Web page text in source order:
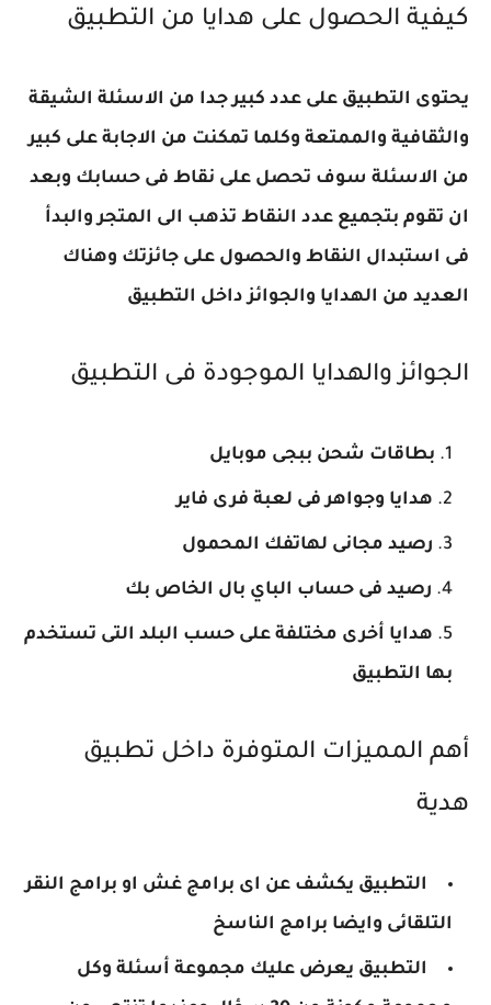
كيفية الحصول على هدايا من التطبيق
يحتوى التطبيق على عدد كبير جدا من الاسئلة الشيقة
والثقافية والممتعة وكلما تمكنت من الاجابة على كبير
من الاسئلة سوف تحصل على نقاط فى حسابك وبعد
ان تقوم بتجميع عدد النقاط تذهب الى المتجر والبدأ
فى استبدال النقاط والحصول على جائزتك وهناك
العديد من الهدايا والجوائز داخل التطبيق
الجوائز والهدايا الموجودة فى التطبيق
بطاقات شحن ببجى موبايل
هدايا وجواهر فى لعبة فرى فاير
رصيد مجانى لهاتفك المحمول
رصيد فى حساب الباي بال الخاص بك
هدايا أخرى مختلفة على حسب البلد التى تستخدم
بها التطبيق
أهم المميزات المتوفرة داخل تطبيق
هدية
التطبيق يكشف عن اى برامج غش او برامج النقر
التلقائى وايضا برامج الناسخ
التطبيق يعرض عليك مجموعة أسئلة وكل